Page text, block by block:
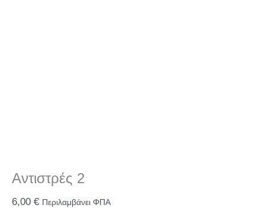
Αντιστρές 2
6,00 € Περιλαμβάνει ΦΠΑ